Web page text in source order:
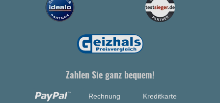
Zahlen Sie ganz bequem!
Rechnung Kreditkarte